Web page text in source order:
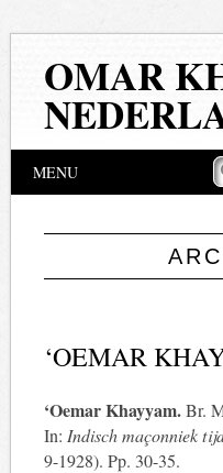
OMAR
Hoofdmenu
springen
MENU
‘OEMAR
‘Oemar Khayyam.Br.
In: Indischmaçonniek
9-1928). Pp. 30-35.